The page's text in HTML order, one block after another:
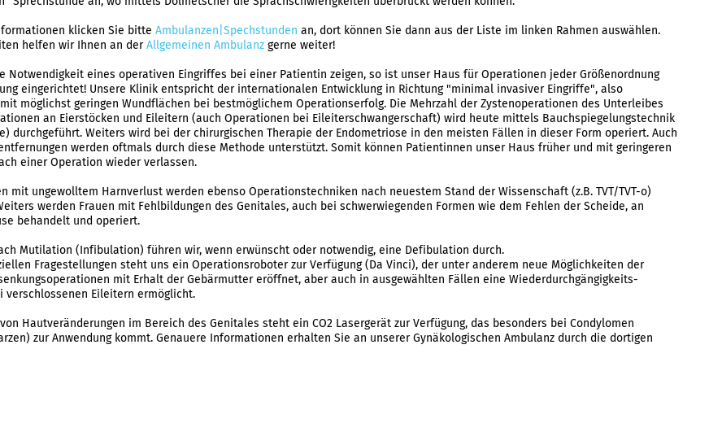
klicken Sie bitte Ambulanzen|Spechstunden an, dort können Sie dann aus der Liste im linken Rahmen auswählen.
helfen wir Ihnen an derAllgemeinen Ambulanz gerne weiter!
Notwendigkeit eines operativen Eingriffes bei einer Patientin zeigen, so ist unser Haus für Operationen jeder Größenordnung
eingerichtet! Unsere Klinik entspricht der internationalen Entwicklung in Richtung "minimal invasiver Eingriffe", also
möglichst geringen Wundflächen bei bestmöglichem Operationserfolg. Die Mehrzahl der Zystenoperationen des Unterleibes
an Eierstöcken und Eileitern (auch Operationen bei Eileiterschwangerschaft) wird heute mittels Bauchspiegelungstechnik
durchgeführt. Weiters wird bei der chirurgischen Therapie der Endometriose in den meisten Fällen in dieser Form operiert. Auch
werden oftmals durch diese Methode unterstützt. Somit können Patientinnen unser Haus früher und mit geringeren
einer Operation wieder verlassen.
mit ungewolltem Harnverlust werden ebenso Operationstechniken nach neuestem Stand der Wissenschaft (z.B. TVT/TVT-o)
werden Frauen mit Fehlbildungen des Genitales, auch bei schwerwiegenden Formen wie dem Fehlen der Scheide, an
behandelt und operiert.
Mutilation (Infibulation) führen wir, wenn erwünscht oder notwendig, eine Defibulation durch.
Fragestellungen steht uns ein Operationsroboter zur Verfügung (Da Vinci), der unter anderem neue Möglichkeiten der
mit Erhalt der Gebärmutter eröffnet, aber auch in ausgewählten Fällen eine Wiederdurchgängigkeits-
verschlossenen Eileitern ermöglicht.
Hautveränderungen im Bereich des Genitales steht ein CO2 Lasergerät zur Verfügung, das besonders bei Condylomen
zur Anwendung kommt. Genauere Informationen erhalten Sie an unserer Gynäkologischen Ambulanz durch die dortigen